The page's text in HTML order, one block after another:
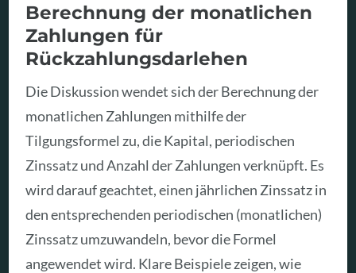
Berechnung der monatlichen
Zahlungen für
Rückzahlungsdarlehen
Die Diskussion wendet sich der Berechnung der
monatlichen Zahlungen mithilfe der
Tilgungsformel zu, die Kapital, periodischen
Zinssatz und Anzahl der Zahlungen verknüpft. Es
wird darauf geachtet, einen jährlichen Zinssatz in
den entsprechenden periodischen (monatlichen)
Zinssatz umzuwandeln, bevor die Formel
angewendet wird. Klare Beispiele zeigen, wie